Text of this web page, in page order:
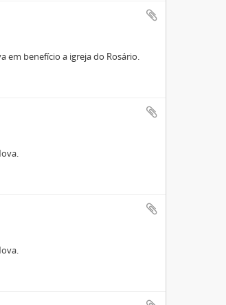
em benefício a igreja do Rosário.